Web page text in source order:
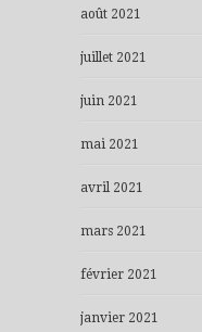
août 2021
juillet 2021
juin 2021
mai 2021
avril 2021
mars 2021
février 2021
janvier 2021